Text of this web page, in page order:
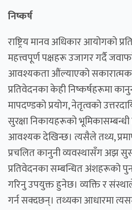
निष्कर्ष
राष्ट्रिय मानव अधिकार आयोगको
महत्त्वपूर्ण पक्षहरू उजागर गर्दै
आवश्यकता औंल्याएको सकारात्मक
प्रतिवेदनका केही निष्कर्षहरूमा
मापदण्डको प्रयोग, नेतृत्वको
सुरक्षा निकायहरूको भूमिकासम्बन्धी
आवश्यक देखिन्छ। त्यसैले तथ्य,
प्रचलित कानुनी व्यवस्थासँग अझ
प्रतिवेदनका सम्बन्धित अंशहरूको
गरिनु उपयुक्त हुनेछ। व्यक्ति र
गर्न सक्दछन्। तथ्यका आधारमा